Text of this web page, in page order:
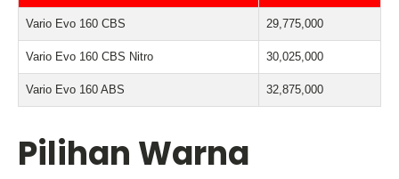
Vario Evo 160 CBS 29,775,000
Vario Evo 160 CBS Nitro 30,025,000
Vario Evo 160 ABS 32,875,000
Pilihan Warna